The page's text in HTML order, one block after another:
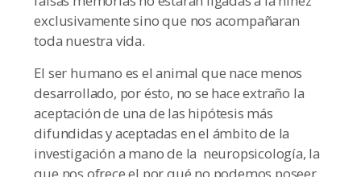
exclusivamente sino que nos acompañaran
toda nuestra vida.
El ser humano es el animal que nace menos
desarrollado, por ésto, no se hace extraño la
aceptación de una de las hipótesis más
difundidas y aceptadas en el ámbito de la
investigación a mano de la neuropsicología, la